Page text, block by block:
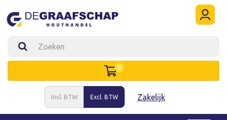
Incl. BTW Excl. BTW Zakelijk
0